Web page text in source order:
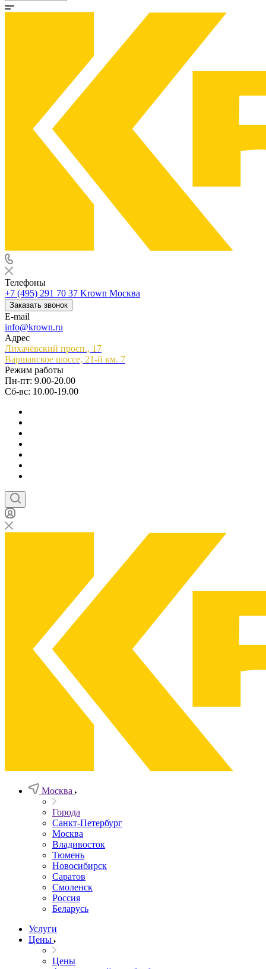
Телефоны
+7 (495) 291 70 37 Krown Москва
Заказать звонок
E-mail
info@krown.ru
Адрес
Лихачёвский просп., 17
Варшавское шоссе, 21-й км. 7
Режим работы
Пн-пт: 9.00-20.00
Сб-вс: 10.00-19.00
Москва
Города
Санкт-Петербург
Москва
Владивосток
Тюмень
Новосибирск
Саратов
Смоленск
Россия
Беларусь
Услуги
Цены
Цены